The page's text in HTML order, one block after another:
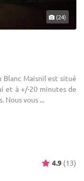
(24)
Blanc Maisnil est situé
et à +/-20 minutes de
Nous vous ...
4.9 (13)